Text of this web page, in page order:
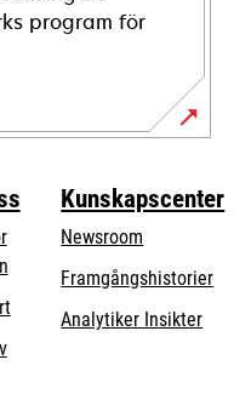
program för
opens
Kunskapscenter
Newsroom
Framgångshistorier
Analytiker Insikter